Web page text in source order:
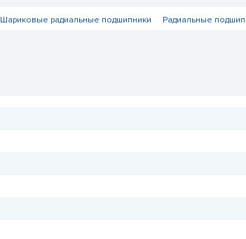
Шариковые радиальные подшипники Радиальные